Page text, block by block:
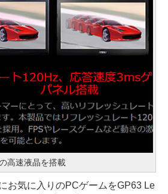
高速液晶を搭載
お気に入りのPCゲームをGP63 Le